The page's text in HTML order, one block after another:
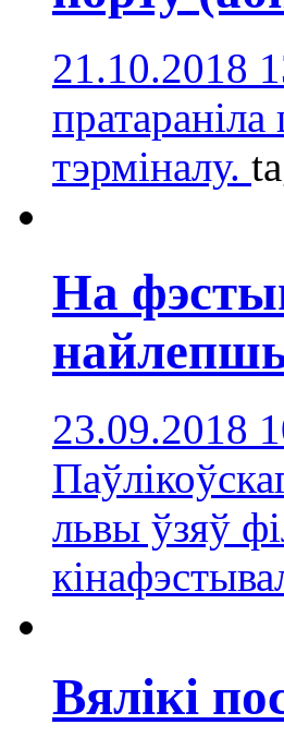
21.10.2018
тэрміналу.
На
23.09.2018
львы ўзяў
Вялікі